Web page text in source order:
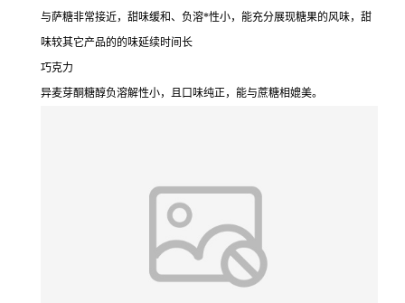
与萨糖非常接近，甜味缓和、负溶*性小，能充分展现糖果的风味，甜
味较其它产品的的味延续时间长
巧克力
异麦芽酮糖醇负溶解性小，且口味纯正，能与蔗糖相媲美。